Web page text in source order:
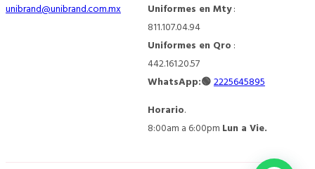
unibrand@unibrand.com.mx
Uniformes en Mty:
811.107.04.94
Uniformes en Qro :
442.161.20.57
WhatsApp:🟢2225645895
Horario.
8:00am a 6:00pm Lun a Vie.